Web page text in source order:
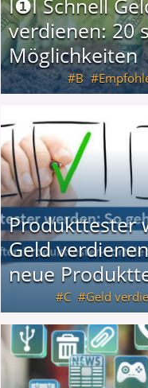
I❶I Schnell
verdienen: 20
Möglichkeiten
B
Produkttester
Geld
neue
C Geld
neue